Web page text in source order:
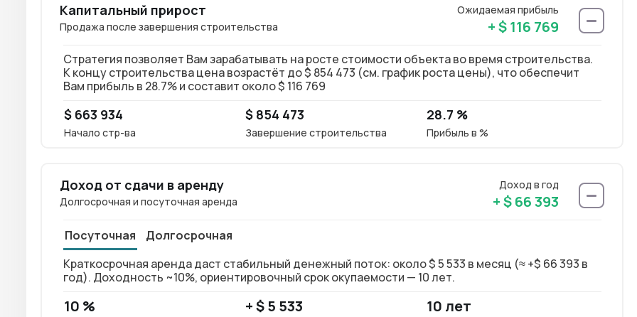
Капитальный прирост
Ожидаемая прибыль
Продажа после завершения строительства
+ $ 116 769
Стратегия позволяет Вам зарабатывать на росте стоимости объекта во время строительства.
К концу строительства цена возрастёт до $ 854 473 (см. график роста цены), что обеспечит
Вам прибыль в 28.7% и составит около $ 116 769
$ 663 934
Начало стр-ва
$ 854 473
Завершение строительства
28.7 %
Прибыль в %
Доход от сдачи в аренду
Доход в год
Долгосрочная и посуточная аренда
+ $ 66 393
Посуточная
Долгосрочная
Краткосрочная аренда даст стабильный денежный поток: около $ 5 533 в месяц (≈ +$ 66 393 в
год). Доходность ~10%, ориентировочный срок окупаемости — 10 лет.
10 % + $ 5 533 10 лет